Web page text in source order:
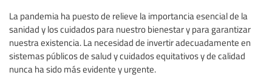
La pandemia ha puesto de relieve la importancia esencial de la
sanidad y los cuidados para nuestro bienestar y para garantizar
nuestra existencia. La necesidad de invertir adecuadamente en
sistemas públicos de salud y cuidados equitativos y de calidad
nunca ha sido más evidente y urgente.